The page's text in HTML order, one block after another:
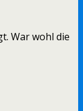
War wohl die